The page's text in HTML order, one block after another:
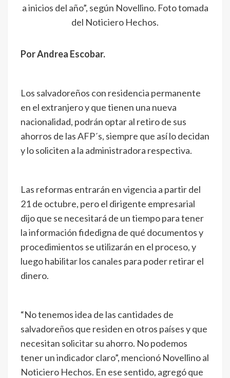
a inicios del año”, según Novellino. Foto tomada
del Noticiero Hechos.
Por Andrea Escobar.
Los salvadoreños con residencia permanente
en el extranjero y que tienen una nueva
nacionalidad, podrán optar al retiro de sus
ahorros de las AFP´s, siempre que así lo decidan
y lo soliciten a la administradora respectiva.
Las reformas entrarán en vigencia a partir del
21 de octubre, pero el dirigente empresarial
dijo que se necesitará de un tiempo para tener
la información fidedigna de qué documentos y
procedimientos se utilizarán en el proceso, y
luego habilitar los canales para poder retirar el
dinero.
“No tenemos idea de las cantidades de
salvadoreños que residen en otros países y que
necesitan solicitar su ahorro. No podemos
tener un indicador claro”, mencionó Novellino al
Noticiero Hechos. En ese sentido, agregó que